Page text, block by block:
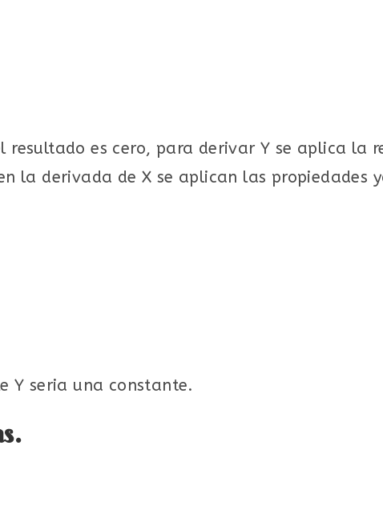
es cero, para derivar Y se aplica la
la derivada de X se aplican las propiedades
Y seria una constante.